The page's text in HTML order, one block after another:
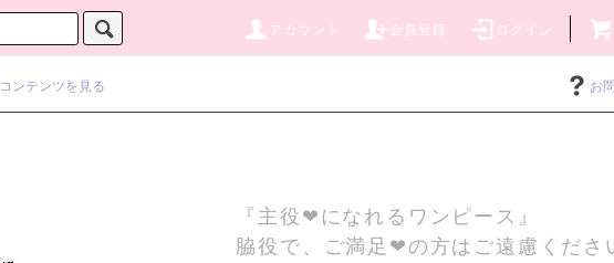
アカウント 会員登録 ログイン
コンテンツを見る お
『主役❤になれるワンピース』
脇役で、ご満足❤の方はご遠慮くださ